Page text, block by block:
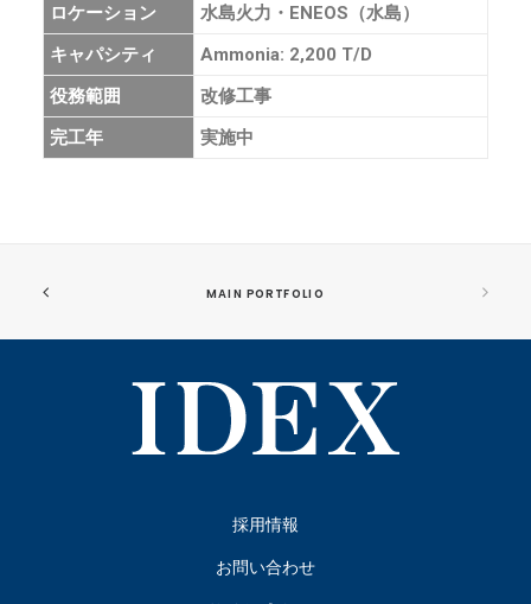
ロケーション
水島火力・ENEOS（水島）
キャパシティ
Ammonia: 2,200 T/D
役務範囲
改修工事
完工年
実施中
MAIN PORTFOLIO
採用情報
お問い合わせ